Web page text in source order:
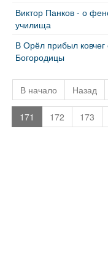
Виктор Панков - о
училища
В Орёл прибыл
Богородицы
В начало Назад
171 172 173